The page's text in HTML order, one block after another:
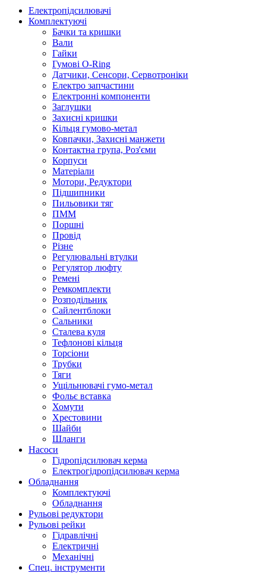
Електропідсилювачі
Комплектуючі
Бачки та кришки
Вали
Гайки
Гумові O-Ring
Датчики, Сенсори, Сервотроніки
Електро запчастини
Електронні компоненти
Заглушки
Захисні кришки
Кільця гумово-метал
Ковпачки, Захисні манжети
Контактна група, Роз'єми
Корпуси
Матеріали
Мотори, Редуктори
Підшипники
Пильовики тяг
ПММ
Поршні
Провід
Різне
Регулювальні втулки
Регулятор люфту
Ремені
Ремкомплекти
Розподільник
Сайлентблоки
Сальники
Сталева куля
Тефлонові кільця
Торсіони
Трубки
Тяги
Ущільнювачі гумо-метал
Фольє вставка
Хомути
Хрестовини
Шайби
Шланги
Насоси
Гідропідсилювач керма
Електрогідропідсилювач керма
Обладнання
Комплектуючі
Обладнання
Рульові редуктори
Рульові рейки
Гідравлічні
Електричні
Механічні
Спец. інструменти